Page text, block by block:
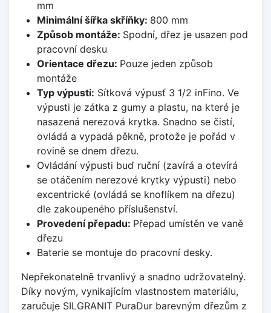
mm
Minimální šířka skříňky: 800 mm
Způsob montáže: Spodní, dřez je usazen pod
pracovní desku
Orientace dřezu: Pouze jeden způsob
montáže
Typ výpusti: Sítková výpusť 3 1/2 inFino. Ve
výpusti je zátka z gumy a plastu, na které je
nasazená nerezová krytka. Snadno se čistí,
ovládá a vypadá pěkně, protože je pořád v
rovině se dnem dřezu.
Ovládání výpusti buď ruční (zavírá a otevírá
se otáčením nerezové krytky výpusti) nebo
excentrické (ovládá se knoflíkem na dřezu)
dle zakoupeného příslušenství.
Provedení přepadu: Přepad umístěn ve vaně
dřezu
Baterie se montuje do pracovní desky.
Nepřekonatelně trvanlivý a snadno udržovatelný.
Díky novým, vynikajícím vlastnostem materiálu,
zaručuje SILGRANIT PuraDur barevným dřezům z